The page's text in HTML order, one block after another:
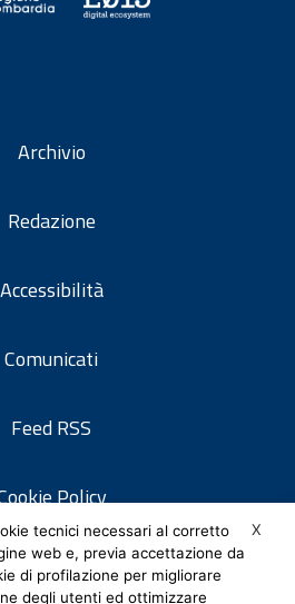
Archivio
Redazione
Accessibilità
Comunicati
Feed RSS
Policy
privacy
X
tecnici necessari al corretto
web e, previa accettazione da
di profilazione per migliorare
degli utenti ed ottimizzare